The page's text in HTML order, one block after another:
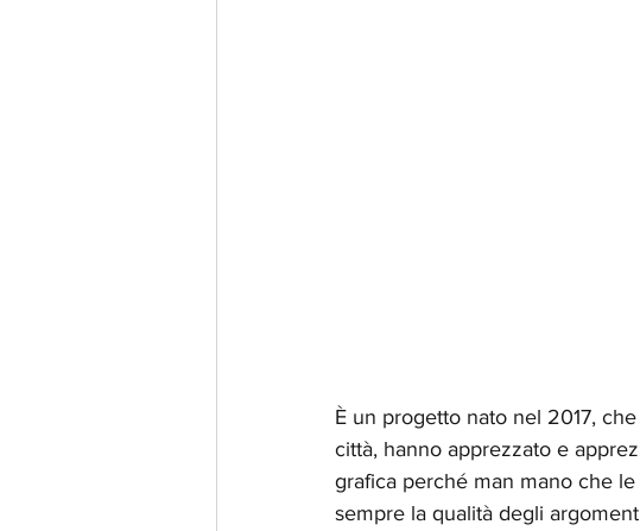
È un progetto nato nel 2017,
città, hanno apprezzato e
grafica perché man mano che
sempre la qualità degli